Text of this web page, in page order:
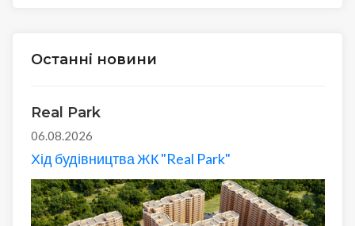
Останні новини
Real Park
06.08.2026
Хід будівництва ЖК "Real Park"